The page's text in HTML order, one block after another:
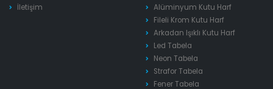
İletişim
Alüminyum Kutu Harf
Fileli Krom Kutu Harf
Arkadan Işıklı Kutu Harf
Led Tabela
Neon Tabela
Strafor Tabela
Fener Tabela